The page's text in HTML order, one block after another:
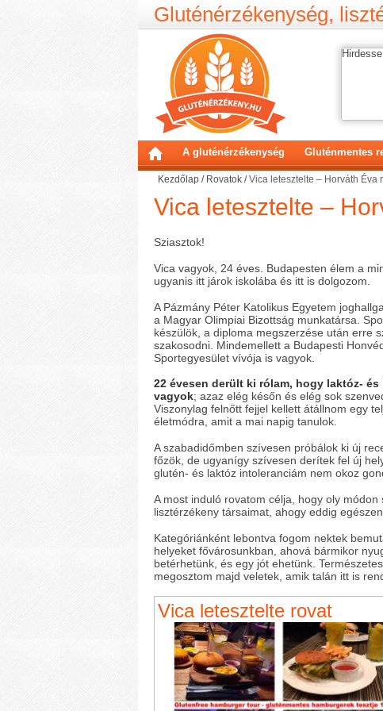
Gluténérzékenység,
A gluténérzékenység Gluténmentes
Kezdőlap / Rovatok /Vica letesztelte – Horváth Éva
Vica letesztelte –
Sziasztok!
Vica vagyok, 24 éves. Budapesten élem a
ugyanis itt járok iskolába és itt is dolgozom.
A Pázmány Péter Katolikus Egyetem
a Magyar Olimpiai Bizottság munkatársa.
készülök, a diploma megszerzése után erre
szakosodni. Mindemellett a Budapesti
Sportegyesület vívója is vagyok.
22 évesen derült ki rólam, hogy laktóz- és
vagyok; azaz elég későn és elég sok
Viszonylag felnőtt fejjel kellett átállnom egy
életmódra, amit a mai napig tanulok.
A szabadidőmben szívesen próbálok ki új
főzök, de ugyanígy szívesen derítek fel új
glutén- és laktóz intoleranciám nem okoz
A most induló rovatom célja, hogy oly módon
lisztérzékeny társaimat, ahogy eddig egészen
Kategóriánként lebontva fogom nektek
helyeket fővárosunkban, ahová bármikor
betérhetünk, és egy jót ehetünk.
megosztom majd veletek, amik talán itt is
Vica letesztelte rovat